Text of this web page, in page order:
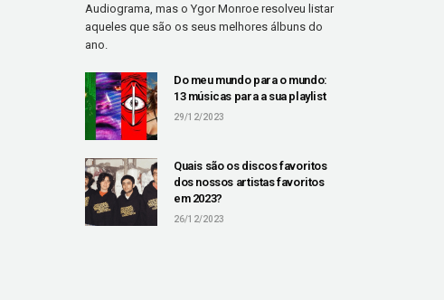
Audiograma, mas o Ygor Monroe resolveu listar
aqueles que são os seus melhores álbuns do
ano.
Do meu mundo para o mundo:
13 músicas para a sua playlist
29/12/2023
Quais são os discos favoritos
dos nossos artistas favoritos
em 2023?
26/12/2023